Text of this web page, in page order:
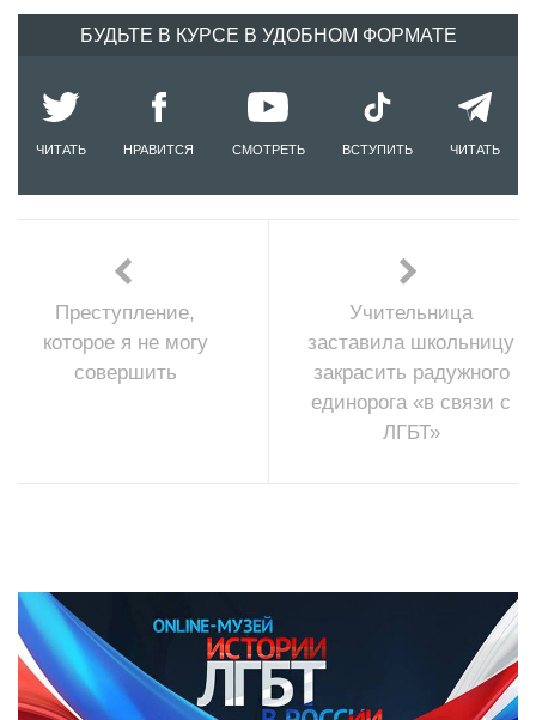
БУДЬТЕ В КУРСЕ В УДОБНОМ ФОРМАТЕ
ЧИТАТЬ НРАВИТСЯ СМОТРЕТЬ ВСТУПИТЬ ЧИТАТЬ
Преступление,
которое я не могу
совершить
Учительница
заставила школьницу
закрасить радужного
единорога «в связи с
ЛГБТ»